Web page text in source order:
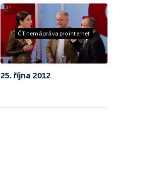
ČT nemá práva pro internet
25. října 2012